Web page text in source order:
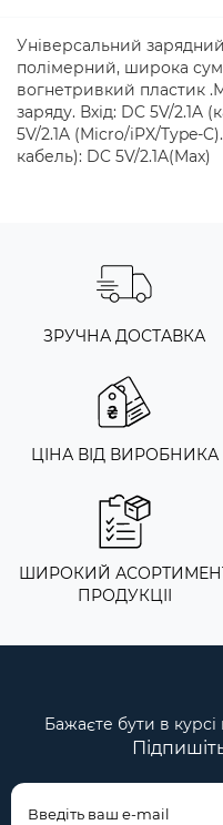
Універсальний
полімерний, широка
вогнетривкий пластик
заряду. Вхід: DC 5V/2.1A
5V/2.1A (Micro/iPX/Type-
кабель): DC 5V/2.1A(Max)
ЗРУЧНА ДОСТАВКА
ЦІНА ВІД ВИРОБНИКА
ШИРОКИЙ
ПРОДУКЦІІ
Бажаєте бути в